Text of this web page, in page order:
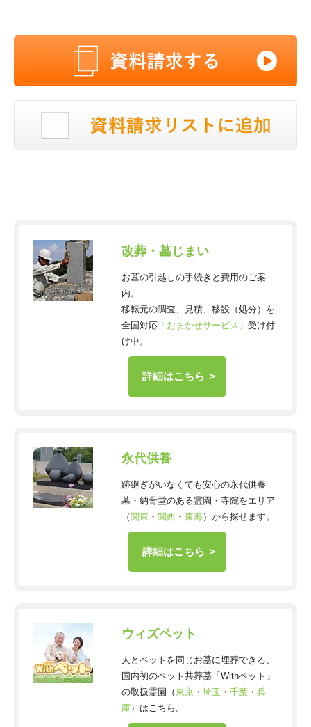
改葬・墓じまい
お墓の引越しの手続きと費用のご案
内。
移転元の調査、見積、移設（処分）を
全国対応「おまかせサービス」 受け付
け中。
詳細はこちら
永代供養
跡継ぎがいなくても安心の永代供養
墓・納骨堂のある霊園・寺院をエリア
（ 関東 ・ 関西・ 東海）から探せます。
詳細はこちら
ウィズペット
人とペットを同じお墓に埋葬できる、
国内初のペット共葬墓「Withペット」
の取扱霊園（東京・ 埼玉 ・ 千葉・ 兵
庫）はこちら。